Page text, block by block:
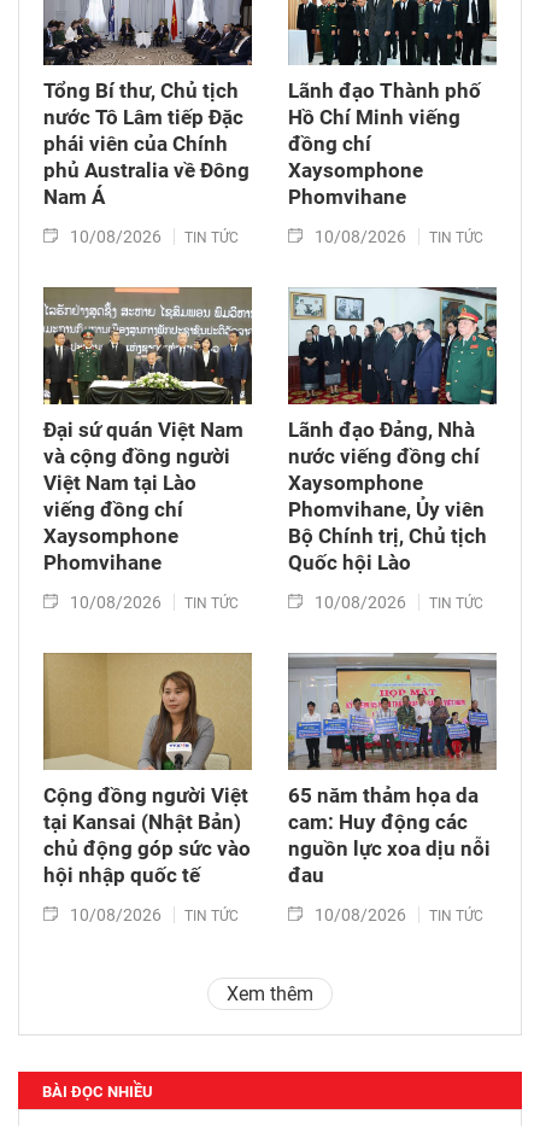
Tổng Bí thư, Chủ tịch
nước Tô Lâm tiếp Đặc
phái viên của Chính
phủ Australia về Đông
Nam Á
10/08/2026 TIN TỨC
Lãnh đạo Thành phố
Hồ Chí Minh viếng
đồng chí
Xaysomphone
Phomvihane
10/08/2026 TIN TỨC
Đại sứ quán Việt Nam
và cộng đồng người
Việt Nam tại Lào
viếng đồng chí
Xaysomphone
Phomvihane
10/08/2026 TIN TỨC
Lãnh đạo Đảng, Nhà
nước viếng đồng chí
Xaysomphone
Phomvihane, Ủy viên
Bộ Chính trị, Chủ tịch
Quốc hội Lào
10/08/2026 TIN TỨC
Cộng đồng người Việt
tại Kansai (Nhật Bản)
chủ động góp sức vào
hội nhập quốc tế
10/08/2026 TIN TỨC
65 năm thảm họa da
cam: Huy động các
nguồn lực xoa dịu nỗi
đau
10/08/2026 TIN TỨC
Xem thêm
BÀI ĐỌC NHIỀU